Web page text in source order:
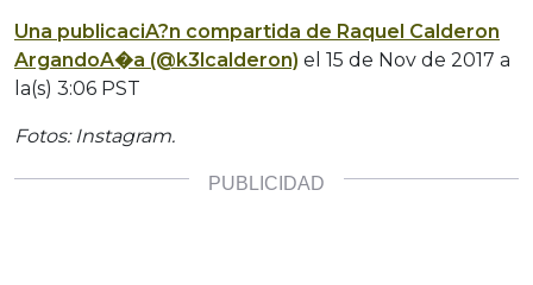
Una publicaciA?n compartida de Raquel Calderon
ArgandoA�a (@k3lcalderon) el 15 de Nov de 2017 a
la(s) 3:06 PST
Fotos: Instagram.